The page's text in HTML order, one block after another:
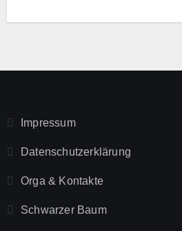
Impressum
Datenschutzerklärung
Orga & Kontakte
Schwarzer Baum